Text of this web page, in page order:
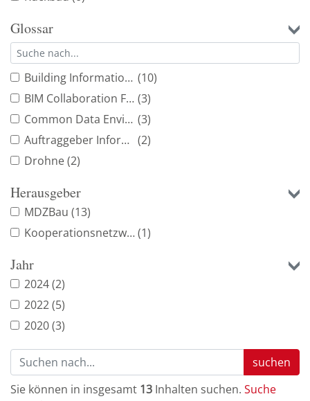
Glossar
Building Information Modeling (10)
BIM Collaboration Format (3)
Common Data Environment (3)
Auftraggeber Informationsanforderung (2)
Drohne(2)
Herausgeber
MDZBau (13)
Kooperationsnetzwerk(1)
Jahr
2024(2)
2022(5)
2020(3)
suchen
Sie können in insgesamt 13 Inhalten suchen. Suche